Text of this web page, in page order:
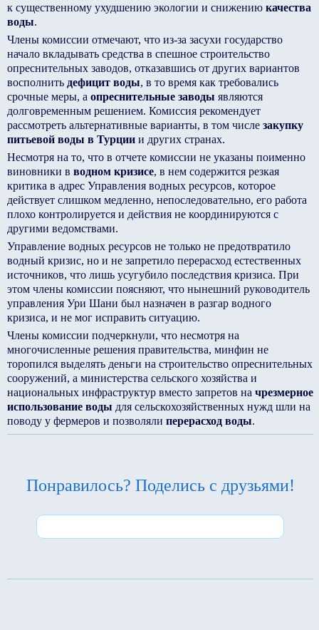
к существенному ухудшению экологии и снижению качества
воды.
Члены комиссии отмечают, что из-за засухи государство
начало вкладывать средства в спешное строительство
опреснительных заводов, отказавшись от других вариантов
восполнить дефицит воды, в то время как требовались
срочные меры, а опреснительные заводы являются
долговременным решением. Комиссия рекомендует
рассмотреть альтернативные варианты, в том числе закупку
питьевой воды в Турции и других странах.
Несмотря на то, что в отчете комиссии не указаны поименно
виновники в водном кризисе, в нем содержится резкая
критика в адрес Управления водных ресурсов, которое
действует слишком медленно, непоследовательно, его работа
плохо контролируется и действия не координируются с
другими ведомствами.
Управление водных ресурсов не только не предотвратило
водный кризис, но и не запретило перерасход естественных
источников, что лишь усугубило последствия кризиса. При
этом члены комиссии поясняют, что нынешний руководитель
управления Ури Шани был назначен в разгар водного
кризиса, и не мог исправить ситуацию.
Члены комиссии подчеркнули, что несмотря на
многочисленные решения правительства, минфин не
торопился выделять деньги на строительство опреснительных
сооружений, а министерства сельского хозяйства и
национальных инфраструктур вместо запретов на чрезмерное
использование воды для сельскохозяйственных нужд шли на
поводу у фермеров и позволяли перерасход воды.
Понравилось? Поделись с друзьями!